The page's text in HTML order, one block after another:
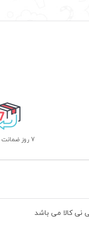
7 روز ضمانت بازگشت
کالا می باشد